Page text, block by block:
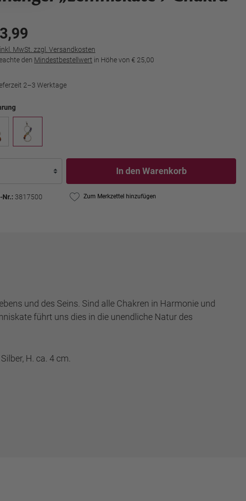
MwSt. zzgl. Versandkosten
den Mindestbestellwert in Höhe von € 25,00
2–3 Werktage
In den Warenkorb
Nr.: 3817500 Zum Merkzettel hinzufügen
und des Seins. Sind alle Chakren in Harmonie und
führt uns dies in die unendliche Natur des
H. ca. 4 cm.